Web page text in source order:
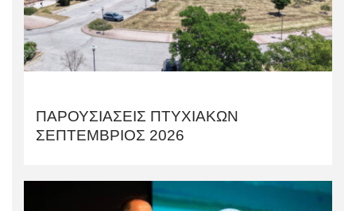
ΠΑΡΟΥΣΙΑΣΕΙΣ ΠΤΥΧΙΑΚΩΝ
ΣΕΠΤΕΜΒΡΙΟΣ 2026